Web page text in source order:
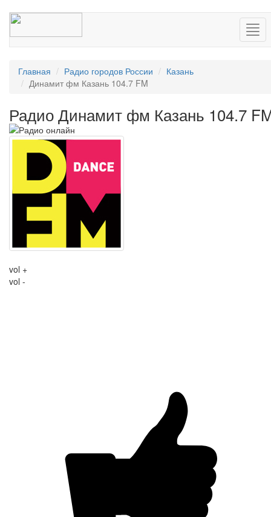
Главная Радио городов России
Казань
Динамит фм Казань 104.7 FM
Радио Динамит фм Казань 104.7
vol +
vol -